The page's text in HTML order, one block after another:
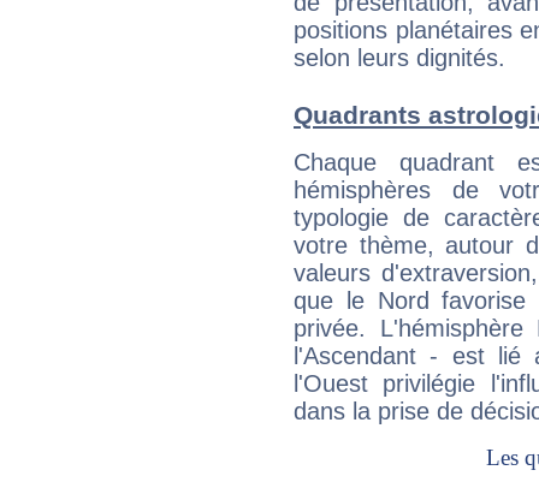
positions planétaires
selon leurs dignités.
Quadrants
Chaque quadrant
hémisphères de
typologie de
votre thème, autour
valeurs
que le Nord favorise
privée.
l'Ascendant - est
l'Ouest privilégie
dans la prise de